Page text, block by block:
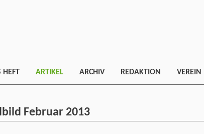
HEFT ARTIKEL ARCHIV REDAKTION VEREIN
Februar 2013